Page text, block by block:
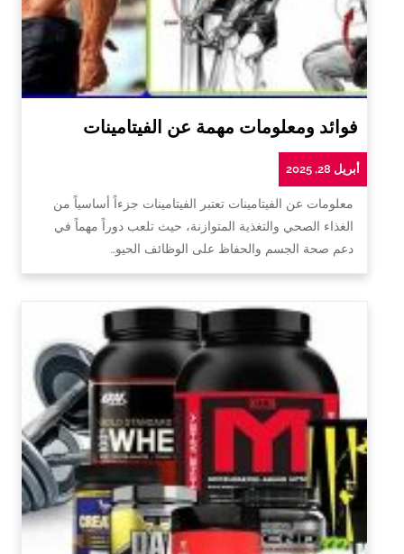
فوائد ومعلومات مهمة عن الفيتامينات
أبريل 28, 2025
معلومات عن الفيتامينات تعتبر الفيتامينات جزءاً أساسياً من
الغذاء الصحي والتغذية المتوازنة، حيث تلعب دوراً مهماً في
دعم صحة الجسم والحفاظ على الوظائف الحيو…